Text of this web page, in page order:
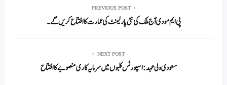
pp
ok
r
In
PREVIOUS POST
پی ایم مودی آج ملک کی نئی پارلیمنٹ کی عمارت کا افتتاح کریں گے۔
NEXT POST
سعودی ولی عہد:اسپورٹس کلبوں میں سرمایہ کاری منصوبے کا افتتاح